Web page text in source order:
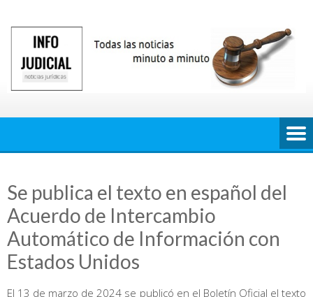
contenido
Se publica el texto en español del
Acuerdo de Intercambio
Automático de Información con
Estados Unidos
El 13 de marzo de 2024 se publicó en el Boletín Oficial el texto